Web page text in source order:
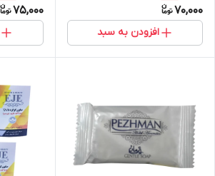
70,000
افزودن به سبد
75,000